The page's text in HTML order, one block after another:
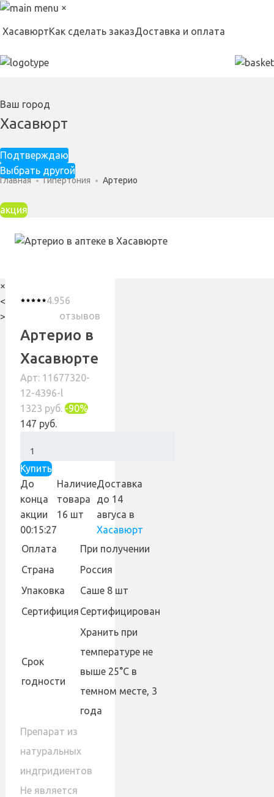
×
ХасавюртКак сделать заказДоставка и оплата
Ваш город
Хасавюрт
Подтверждаю
Выбрать другой
Главная Гипертония Артерио
акция
×
<
>
4.956
отзывов
Артерио в
Хасавюрте
Арт: 11677320-
12-4396-l
1323 руб. -90%
147 руб.
Купить
До
конца
акции
00:15:27
Наличие
товара
16 шт
Доставка
до 14
авгуса в
Хасавюрт
Оплата
При получении
Страна
Россия
Упаковка
Саше 8 шт
Сертифиция Сертифицирован
Cрок
годности
Хранить при
температуре не
выше 25°С в
темном месте, 3
года
Препарат из
натуральных
индгридиентов
Не является